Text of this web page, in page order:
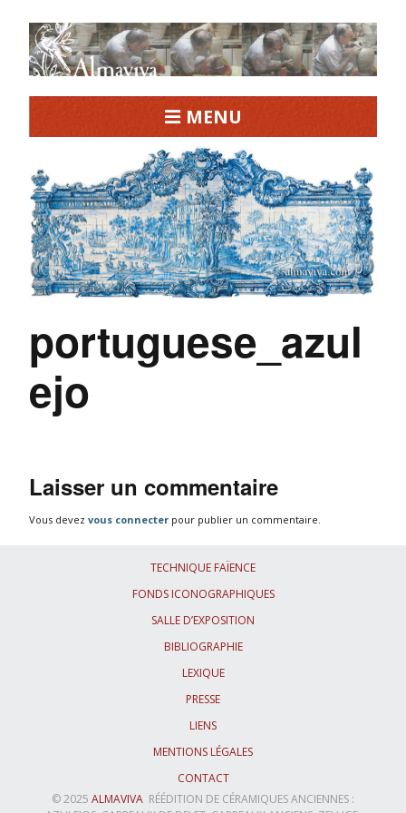
MENU
portuguese_azul
ejo
Laisser un commentaire
Vous devez vous connecter pour publier un commentaire.
TECHNIQUE FAÏENCE
FONDS ICONOGRAPHIQUES
SALLE D’EXPOSITION
BIBLIOGRAPHIE
LEXIQUE
PRESSE
LIENS
MENTIONS LÉGALES
CONTACT
© 2025 ALMAVIVA RÉÉDITION DE CÉRAMIQUES ANCIENNES :